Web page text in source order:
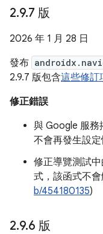
2.9.7 版
2026 年 1 月 28 日
發布
2.9.7 版包含這些修訂
修正錯誤
與 Google 服務
不會再發生設
修正導覽測試
式，該函式不
b/454180135)
2.9.6 版